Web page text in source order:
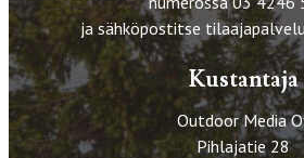
ja sähköpostitse
Kustantaja
Outdoor Media
Pihlajatie 28